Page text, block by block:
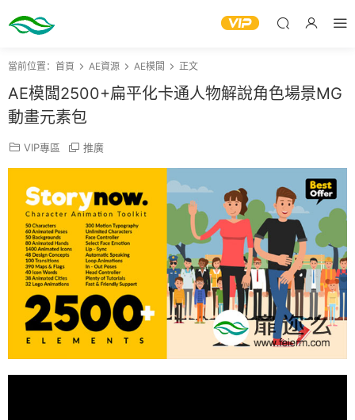
當前位置： 首頁 AE資源 AE模闆 正文
AE模闆2500+扁平化卡通人物解說角色場景MG
動畫元素包
VIP專區 推廣